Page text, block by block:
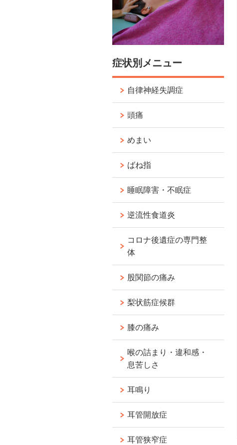
症状別メニュー
自律神経失調症
頭痛
めまい
ばね指
睡眠障害・不眠症
逆流性食道炎
コロナ後遺症の専門整
体
股関節の痛み
梨状筋症候群
膝の痛み
喉の詰まり・違和感・
息苦しさ
耳鳴り
耳管開放症
耳管狭窄症